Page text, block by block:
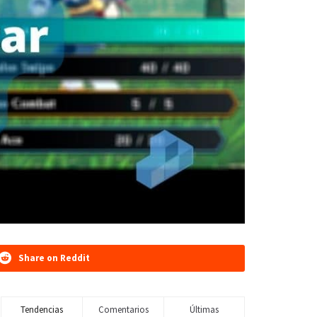
Share on Reddit
Tendencias Comentarios Últimas